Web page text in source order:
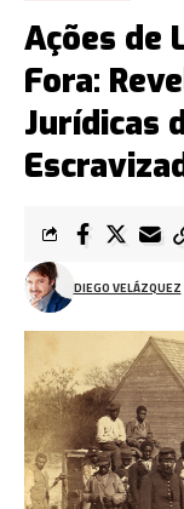
Ações de
Fora:
Jurídicas
DIEGO VELÁZQUEZ